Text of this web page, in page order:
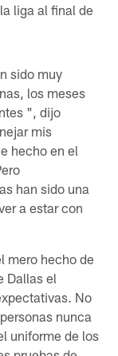
liga al final de
sido muy
los meses
", dijo
mis
hecho en el
han sido una
a estar con
mero hecho de
Dallas el
No
nunca
uniforme de los